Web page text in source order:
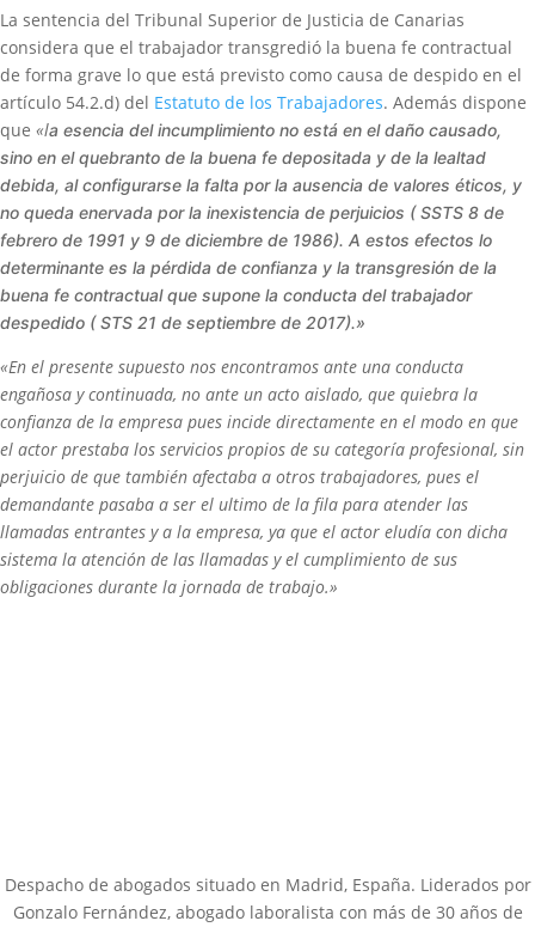
La sentencia del Tribunal Superior de Justicia de Canarias
considera que el trabajador transgredió la buena fe contractual
de forma grave lo que está previsto como causa de despido en el
artículo 54.2.d) del Estatuto de los Trabajadores. Además dispone
que «la esencia del incumplimiento no está en el daño causado,
sino en el quebranto de la buena fe depositada y de la lealtad
debida, al configurarse la falta por la ausencia de valores éticos, y
no queda enervada por la inexistencia de perjuicios ( SSTS 8 de
febrero de 1991 y 9 de diciembre de 1986). A estos efectos lo
determinante es la pérdida de confianza y la transgresión de la
buena fe contractual que supone la conducta del trabajador
despedido ( STS 21 de septiembre de 2017).»
«En el presente supuesto nos encontramos ante una conducta
engañosa y continuada, no ante un acto aislado, que quiebra la
confianza de la empresa pues incide directamente en el modo en que
el actor prestaba los servicios propios de su categoría profesional, sin
perjuicio de que también afectaba a otros trabajadores, pues el
demandante pasaba a ser el ultimo de la fila para atender las
llamadas entrantes y a la empresa, ya que el actor eludía con dicha
sistema la atención de las llamadas y el cumplimiento de sus
obligaciones durante la jornada de trabajo.»
Despacho de abogados situado en Madrid, España. Liderados por
Gonzalo Fernández, abogado laboralista con más de 30 años de